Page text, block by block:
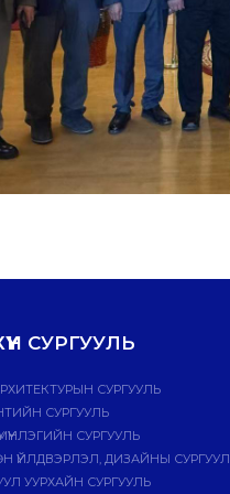
СУРГУУЛЬ
СУРГУУЛЬ
СУРГУУЛЬ
СУРГУУЛЬ
ҮЙЛДВЭРЛЭЛ, ДИЗАЙНЫ
УУРХАЙН СУРГУУЛЬ